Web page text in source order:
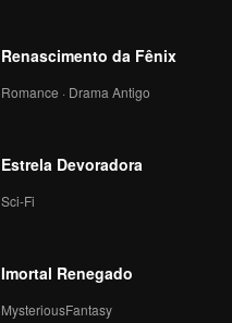
Renascimento da Fênix
Romance · Drama Antigo
Estrela Devoradora
Sci-Fi
Imortal Renegado
MysteriousFantasy